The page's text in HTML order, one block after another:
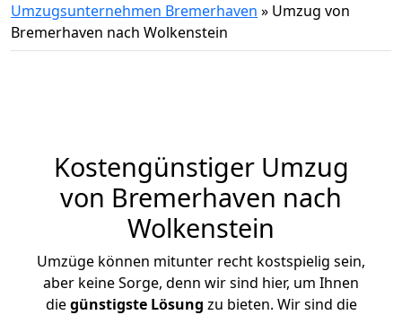
Umzugsunternehmen Bremerhaven » Umzug von
Bremerhaven nach Wolkenstein
Kostengünstiger Umzug
von Bremerhaven nach
Wolkenstein
Umzüge können mitunter recht kostspielig sein,
aber keine Sorge, denn wir sind hier, um Ihnen
diegünstigste Lösung zu bieten. Wir sind die